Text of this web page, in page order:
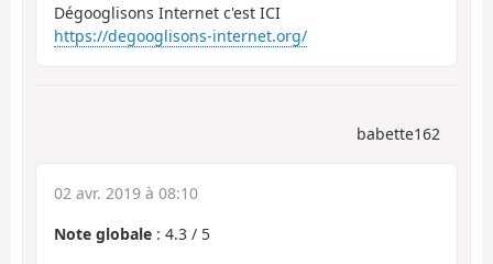
Dégooglisons Internet c'est ICI
https://degooglisons-internet.org/
babette162
02 avr. 2019 à 08:10
Note globale : 4.3 / 5